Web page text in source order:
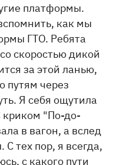
платформы.
как мы
ГТО. Ребята
скоростью дикой
за этой ланью,
путям через
Я себя ощутила
криком "По-до-
в вагон, а вслед
тех пор, я всегда,
с какого пути